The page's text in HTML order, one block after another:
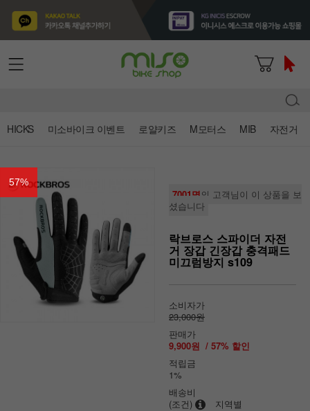
HICKS 미소바이크 이벤트 로얄키즈 M모터스 MIB 자전거
57%
7001명의 고객님이 이 상품을 보
셨습니다
락브로스 스파이더 자전
거 장갑 긴장갑 충격패드
미끄럼방지 s109
소비자가
23,000원
판매가
9,900원 / 57% 할인
적립금
1%
배송비
(조건)
지역별